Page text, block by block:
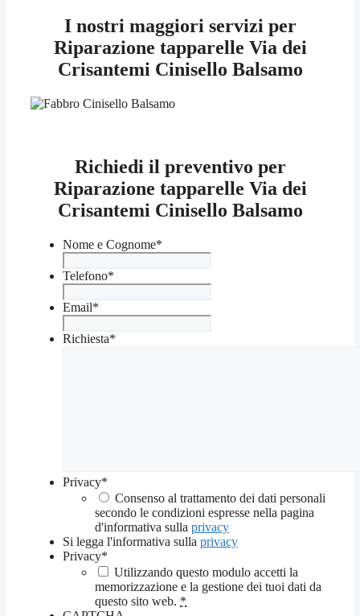
I nostri maggiori servizi per
Riparazione tapparelle Via dei
Crisantemi Cinisello Balsamo
Richiedi il preventivo per
Riparazione tapparelle Via dei
Crisantemi Cinisello Balsamo
Nome e Cognome*
Telefono*
Email*
Richiesta*
Privacy*
Consenso al trattamento dei dati personali
secondo le condizioni espresse nella pagina
d'informativa sulla privacy
Si legga l'informativa sulla privacy
Privacy*
Utilizzando questo modulo accetti la
memorizzazione e la gestione dei tuoi dati da
questo sito web. *